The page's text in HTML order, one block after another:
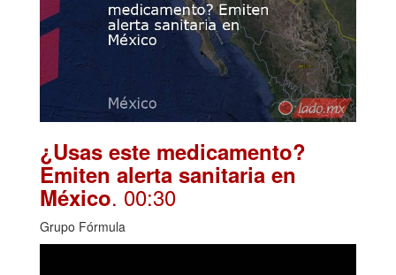
¿Usas este medicamento?
Emiten alerta sanitaria en
México. 00:30
Grupo Fórmula